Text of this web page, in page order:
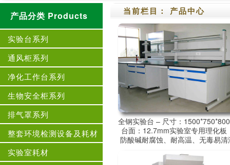
产品分类 Products
实验台系列
通风柜系列
净化工作台系列
生物安全柜系列
排气罩系列
整套环境检测设备及耗材
实验室耗材
当前栏目： 产品中心
全钢实验台 – 尺寸：
台面：12.7mm实验室专用理化板
防酸碱耐腐蚀、耐高温、无毒易清